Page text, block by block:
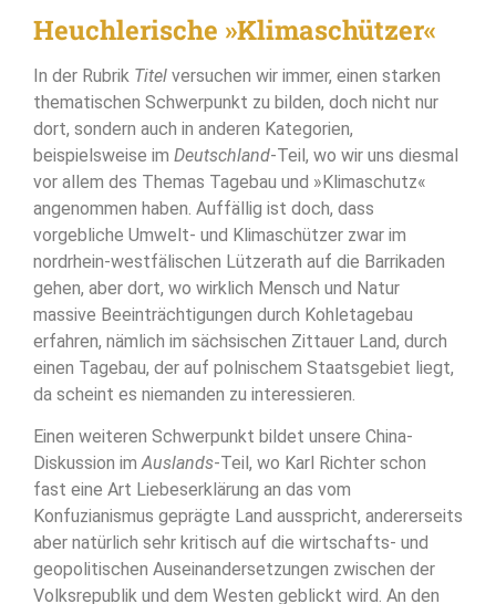
Heuchlerische »Klimaschützer«
In der Rubrik Titel versuchen wir immer, einen starken
thematischen Schwerpunkt zu bilden, doch nicht nur
dort, sondern auch in anderen Kategorien,
beispielsweise im Deutschland-Teil, wo wir uns diesmal
vor allem des Themas Tagebau und »Klimaschutz«
angenommen haben. Auffällig ist doch, dass
vorgebliche Umwelt- und Klimaschützer zwar im
nordrhein-westfälischen Lützerath auf die Barrikaden
gehen, aber dort, wo wirklich Mensch und Natur
massive Beeinträchtigungen durch Kohletagebau
erfahren, nämlich im sächsischen Zittauer Land, durch
einen Tagebau, der auf polnischem Staatsgebiet liegt,
da scheint es niemanden zu interessieren.
Einen weiteren Schwerpunkt bildet unsere China-
Diskussion imAuslands-Teil, wo Karl Richter schon
fast eine Art Liebeserklärung an das vom
Konfuzianismus geprägte Land ausspricht, andererseits
aber natürlich sehr kritisch auf die wirtschafts- und
geopolitischen Auseinandersetzungen zwischen der
Volksrepublik und dem Westen geblickt wird. An den